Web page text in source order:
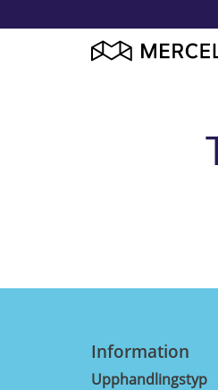
Information
Upphandlingstyp